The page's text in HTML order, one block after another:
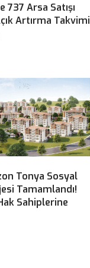
737 Arsa Satışı
Artırma Takvimi
Tonya Sosyal
Tamamlandı!
Sahiplerine